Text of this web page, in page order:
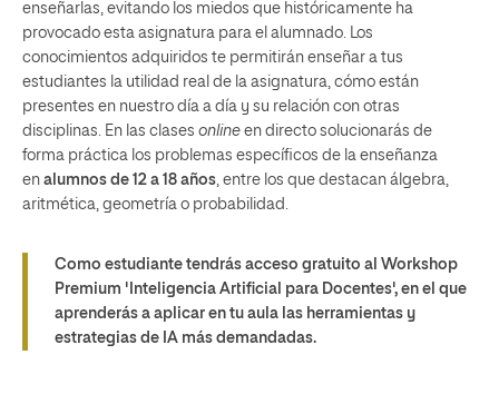
enseñarlas, evitando los miedos que históricamente ha
provocado esta asignatura para el alumnado. Los
conocimientos adquiridos te permitirán enseñar a tus
estudiantes la utilidad real de la asignatura, cómo están
presentes en nuestro día a día y su relación con otras
disciplinas. En las clases online en directo solucionarás de
forma práctica los problemas específicos de la enseñanza
en alumnos de 12 a 18 años, entre los que destacan álgebra,
aritmética, geometría o probabilidad.
Como estudiante tendrás acceso gratuito al Workshop
Premium 'Inteligencia Artificial para Docentes', en el que
aprenderás a aplicar en tu aula las herramientas y
estrategias de IA más demandadas.